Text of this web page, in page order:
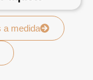
a medida